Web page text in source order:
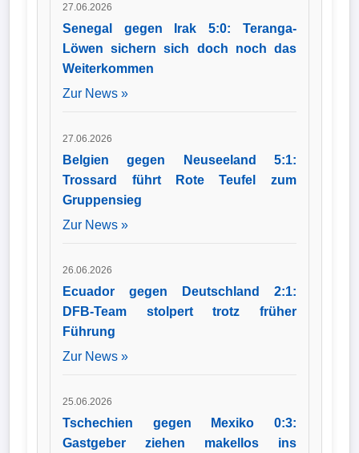
27.06.2026
Senegal gegen Irak 5:0: Teranga-
Löwen sichern sich doch noch das
Weiterkommen
Zur News »
27.06.2026
Belgien gegen Neuseeland 5:1:
Trossard führt Rote Teufel zum
Gruppensieg
Zur News »
26.06.2026
Ecuador gegen Deutschland 2:1:
DFB-Team stolpert trotz früher
Führung
Zur News »
25.06.2026
Tschechien gegen Mexiko 0:3:
Gastgeber ziehen makellos ins